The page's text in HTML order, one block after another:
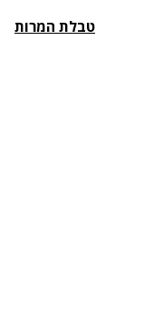
טבלת המרות